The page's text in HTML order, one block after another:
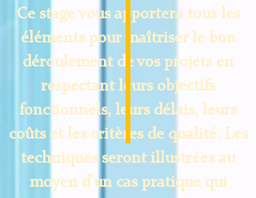
Ce stage vous apportera tous les
éléments pour maîtriser le bon
déroulement de vos projets en
respectant leurs objectifs
fonctionnels, leurs délais, leurs
coûts et les critères de qualité. Les
techniques seront illustrées au
moyen d'un cas pratique qui